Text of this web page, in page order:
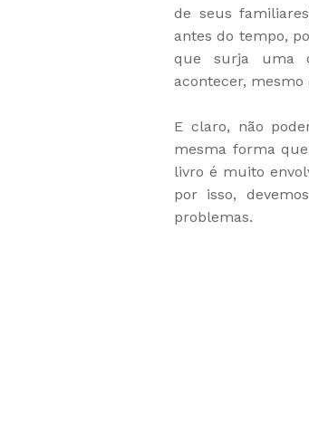
de seus
antes do tempo,
que surja uma
acontecer, mesmo
E claro, não
mesma forma
livro é muito
por isso,
problemas.